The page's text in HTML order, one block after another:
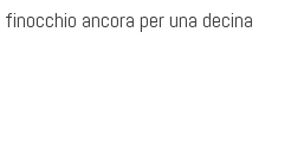
ancora per una decina